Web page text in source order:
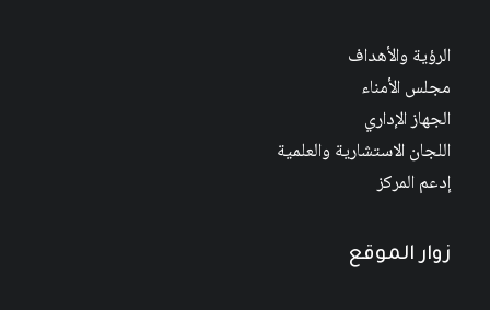
الرؤية والأهداف
مجلس الأمناء
الجهاز الإداري
اللجان الاستشارية والعلمية
إدعم المركز
زوار الموقع